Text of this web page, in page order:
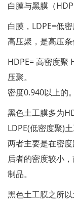
白膜与黑膜（
白膜，LDPE=低
高压聚，是高压条
HDPE= 高密度
压聚。
密度0.940以上的。
黑色土工膜多为
LDPE(低密度聚)土
两者主要是在密
后者的密度较小
制品。
黑色土工膜之所